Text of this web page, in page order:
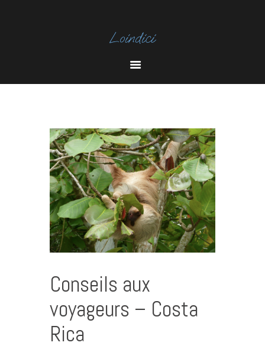
T
A
O
U
T
U
B
E
Conseils aux
voyageurs – Costa
Rica